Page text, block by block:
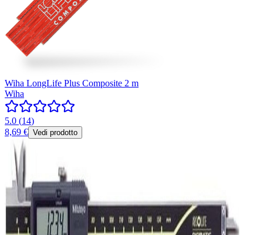
Wiha LongLife Plus Composite 2 m
Wiha
5.0 (14)
8,69 € Vedi prodotto